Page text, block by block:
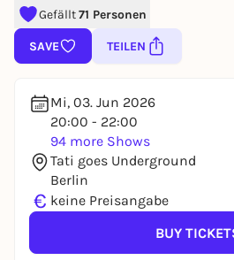
Gefällt71 Personen
SAVE TEILEN
Mi, 03. Jun 2026
20:00 - 22:00
94 more Shows
Tati goes Underground
Berlin
€ keine Preisangabe
BUY
REGISTER FOR
You already have an